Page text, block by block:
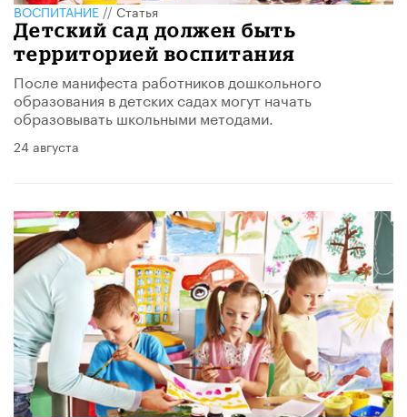
ВОСПИТАНИЕ//Статья
Детский сад должен быть
территорией воспитания
После манифеста работников дошкольного
образования в детских садах могут начать
образовывать школьными методами.
24 августа